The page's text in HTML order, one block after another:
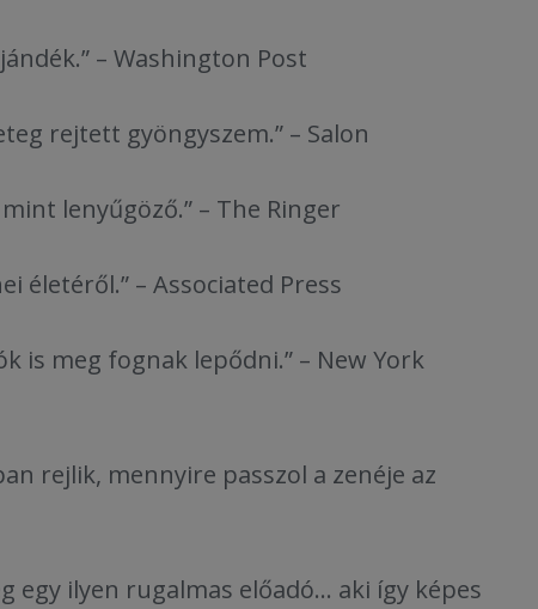
– Washington Post
rejtett gyöngyszem.” – Salon
lenyűgöző.” – The Ringer
életéről.” – Associated Press
is meg fognak lepődni.” – New York
rejlik, mennyire passzol a zenéje az
egy ilyen rugalmas előadó... aki így képes